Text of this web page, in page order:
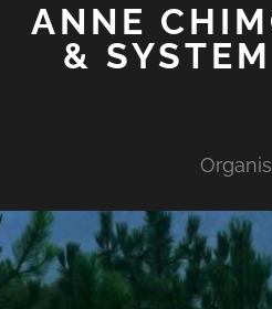
ANNE
&